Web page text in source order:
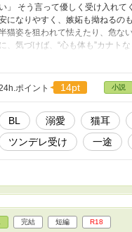
い」 そう言って優しく受け入れ
になりやすく、嫉妬も拗ねるの
猫姿を狙われて怯えたり、危な
に、気づけば、“心も体も”カナト
「置いていかない。絶対に」 「
がちなカナト。 耳もしっぽも
るダーリンの、甘々ラブストー
ポイント 14pt 小説
BL 溺愛 猫耳
ツンデレ受け
一途
完結 短編 R18